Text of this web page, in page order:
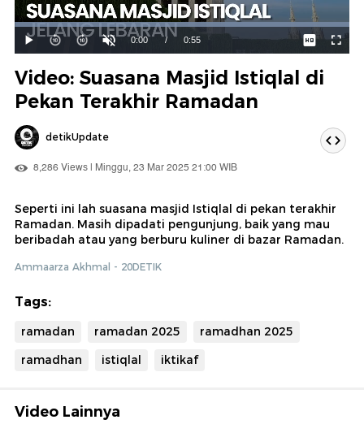
Mainkan
Suara
Hidup
Waktu
ini
0:00 / Durasi
0:55
Dimuat:
100.00%
Video: Suasana Masjid Istiqlal di
Pekan Terakhir Ramadan
detikUpdate
8,286 Views | Minggu, 23 Mar 2025 21:00 WIB
Seperti ini lah suasana masjid Istiqlal di pekan terakhir
Ramadan. Masih dipadati pengunjung, baik yang mau
beribadah atau yang berburu kuliner di bazar Ramadan.
Ammaarza Akhmal - 20DETIK
Tags:
ramadan ramadan 2025
ramadhan 2025
ramadhan
istiqlal iktikaf
Video Lainnya